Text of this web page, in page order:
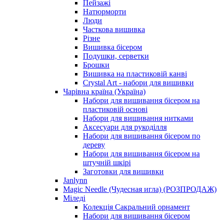
Пейзажі
Натюрморти
Люди
Часткова вишивка
Різне
Вишивка бісером
Подушки, серветки
Брошки
Вишивка на пластиковій канві
Crystal Art - набори для вишивки
Чарівна країна (Україна)
Набори для вишивання бісером на
пластиковій основі
Набори для вишивання нитками
Аксесуари для рукоділля
Набори для вишивання бісером по
дереву
Набори для вишивання бісером на
штучній шкірі
Заготовки для вишивки
Janlynn
Magic Needle (Чудесная игла) (РОЗПРОДАЖ)
Міледі
Колекція Сакральний орнамент
Набори для вишивання бісером